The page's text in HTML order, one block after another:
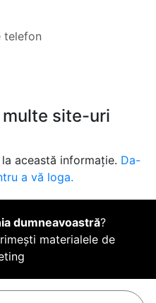
telefon
site-uri
această informație. Da-
a vă loga.
dumneavoastră?
materialele de